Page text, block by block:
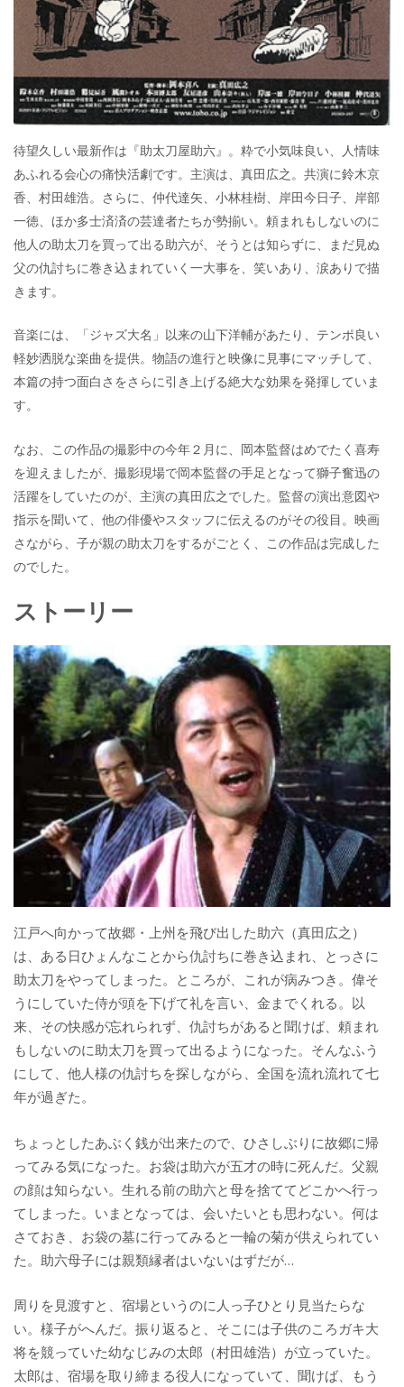
待望久しい最新作は『助太刀屋助六』。粋で小気味良い、人情味
あふれる会心の痛快活劇です。主演は、真田広之。共演に鈴木京
香、村田雄浩。さらに、仲代達矢、小林桂樹、岸田今日子、岸部
一徳、ほか多士済済の芸達者たちが勢揃い。頼まれもしないのに
他人の助太刀を買って出る助六が、そうとは知らずに、まだ見ぬ
父の仇討ちに巻き込まれていく一大事を、笑いあり、涙ありで描
きます。
音楽には、「ジャズ大名」以来の山下洋輔があたり、テンポ良い
軽妙洒脱な楽曲を提供。物語の進行と映像に見事にマッチして、
本篇の持つ面白さをさらに引き上げる絶大な効果を発揮していま
す。
なお、この作品の撮影中の今年２月に、岡本監督はめでたく喜寿
を迎えましたが、撮影現場で岡本監督の手足となって獅子奮迅の
活躍をしていたのが、主演の真田広之でした。監督の演出意図や
指示を聞いて、他の俳優やスタッフに伝えるのがその役目。映画
さながら、子が親の助太刀をするがごとく、この作品は完成した
のでした。
ストーリー
江戸へ向かって故郷・上州を飛び出した助六（真田広之）
は、ある日ひょんなことから仇討ちに巻き込まれ、とっさに
助太刀をやってしまった。ところが、これが病みつき。偉そ
うにしていた侍が頭を下げて礼を言い、金までくれる。以
来、その快感が忘れられず、仇討ちがあると聞けば、頼まれ
もしないのに助太刀を買って出るようになった。そんなふう
にして、他人様の仇討ちを探しながら、全国を流れ流れて七
年が過ぎた。
ちょっとしたあぶく銭が出来たので、ひさしぶりに故郷に帰
ってみる気になった。お袋は助六が五才の時に死んだ。父親
の顔は知らない。生れる前の助六と母を捨ててどこかへ行っ
てしまった。いまとなっては、会いたいとも思わない。何は
さておき、お袋の墓に行ってみると一輪の菊が供えられてい
た。助六母子には親類縁者はいないはずだが…
周りを見渡すと、宿場というのに人っ子ひとり見当たらな
い。様子がへんだ。振り返ると、そこには子供のころガキ大
将を競っていた幼なじみの太郎（村田雄浩）が立っていた。
太郎は、宿場を取り締まる役人になっていて、聞けば、もう